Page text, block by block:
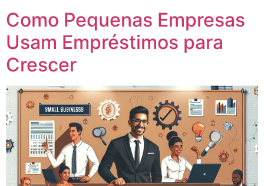
Como Pequenas Empresas
Usam Empréstimos para
Crescer